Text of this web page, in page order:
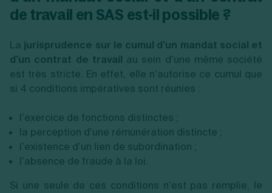
de travail en SAS est-il possible ?
La jurisprudence sur le cumul d’un mandat social et
d’un contrat de travail au sein d’une même société
est très stricte. En effet, elle n’autorise ce cumul que
si 4 conditions impératives sont réunies :
l’exercice de fonctions distinctes ;
la perception d’une rémunération distincte ;
l’existence d’un lien de subordination ;
l’absence de fraude à la loi.
Si une seule de ces conditions n’est pas remplie, le